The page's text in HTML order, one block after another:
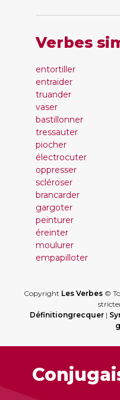
Verbes
entortiller
entraider
truander
vaser
bastillonner
tressauter
piocher
électrocuter
oppresser
scléroser
brancarder
gargoter
peinturer
éreinter
moulurer
empapilloter
Copyright Les Verbes©
Définitiongrecquer |